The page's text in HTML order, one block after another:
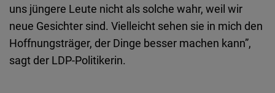
uns jüngere Leute nicht als solche wahr, weil wir
neue Gesichter sind. Vielleicht sehen sie in mich den
Hoffnungsträger, der Dinge besser machen kann”,
sagt der LDP-Politikerin.